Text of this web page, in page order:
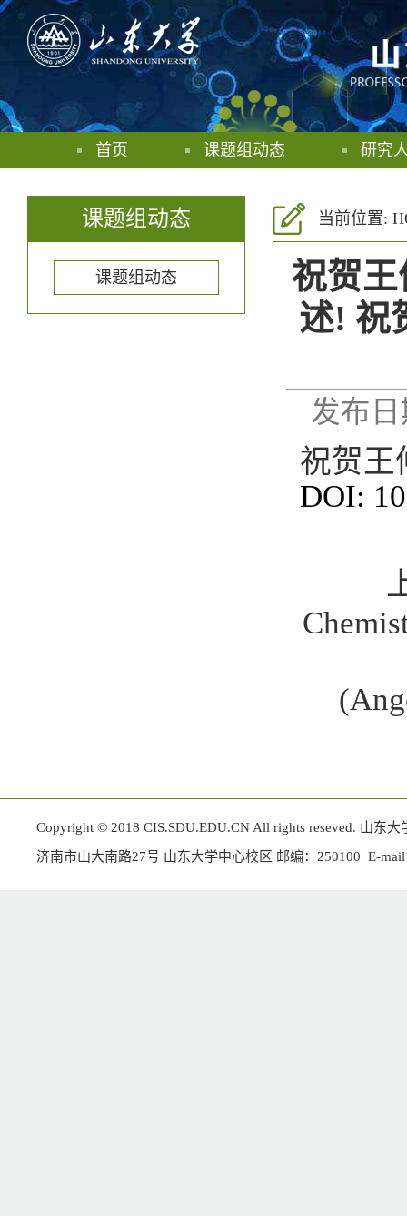
首页 课题组动态 研究
课题组动态
课题组动态
当前位置:
祝贺
述! 祝
发布
祝贺王
DOI:
Copyright © 2018 CIS.SDU.EDU.CN All rights reseved. 山东大
济南市山大南路27号 山东大学中心校区 邮编：250100 E-